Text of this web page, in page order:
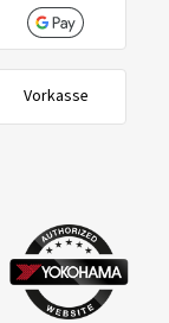
Gemischt
Vorkasse